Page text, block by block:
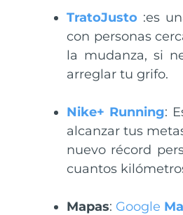
TratoJusto :es
con personas
la mudanza, si
arreglar tu grifo.
Nike+ Running:
alcanzar tus
nuevo récord
cuantos
Mapas: Google